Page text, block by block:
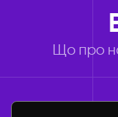
Що про